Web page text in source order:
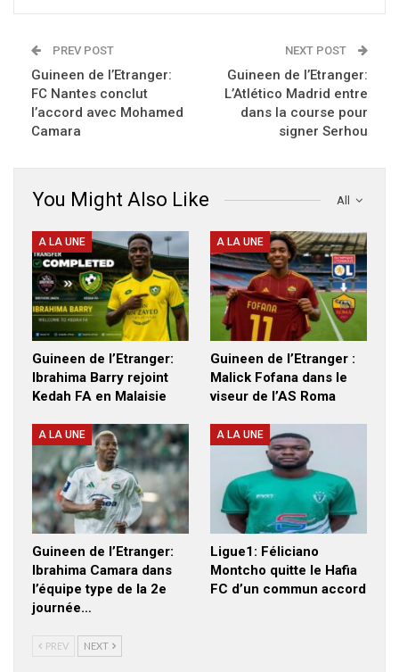
PREV POST
Guineen de l’Etranger:
FC Nantes conclut
l’accord avec Mohamed
Camara
NEXT POST
Guineen de l’Etranger:
L’Atlético Madrid entre
dans la course pour
signer Serhou
All
You Might Also Like
A LA UNE
Guineen de l’Etranger:
Ibrahima Barry rejoint
Kedah FA en Malaisie
A LA UNE
Guineen de l’Etranger :
Malick Fofana dans le
viseur de l’AS Roma
A LA UNE
Guineen de l’Etranger:
Ibrahima Camara dans
l’équipe type de la 2e
journée…
A LA UNE
Ligue1: Féliciano
Montcho quitte le Hafia
FC d’un commun accord
PREV NEXT